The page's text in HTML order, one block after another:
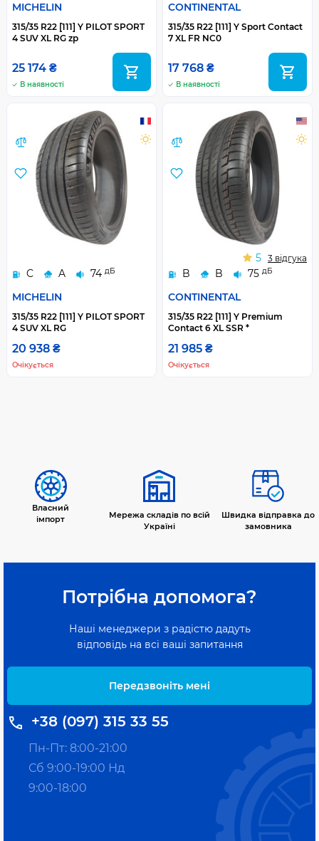
MICHELIN
315/35 R22 [111] Y PILOT SPORT
4 SUV XL RG zp
25 174 ₴
В наявності
CONTINENTAL
315/35 R22 [111] Y Sport Contact
7 XL FR NC0
17 768 ₴
В наявності
C A 74 дБ
MICHELIN
315/35 R22 [111] Y PILOT SPORT
4 SUV XL RG
20 938 ₴
Очікується
B B 75 дБ
CONTINENTAL
5 3 відгука
315/35 R22 [111] Y Premium
Contact 6 XL SSR *
21 985 ₴
Очікується
Власний
імпорт
Мережа складів по всій
Україні
Швидка відправка до
замовника
Потрібна допомога?
Наші менеджери з радістю дадуть
відповідь на всі ваші запитання
Передзвоніть мені
+38 (097) 315 33 55
Пн-Пт: 8:00-21:00
Сб 9:00-19:00 Нд
9:00-18:00